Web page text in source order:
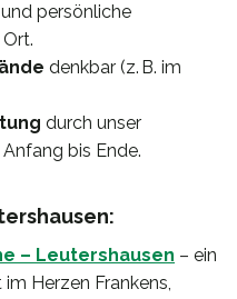
persönliche
denkbar (z. B. im
durch unser
bis Ende.
– Leutershausen – ein
Herzen Frankens,